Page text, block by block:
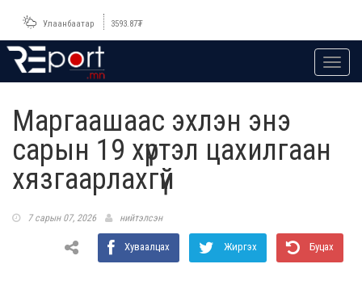
Улаанбаатар 3593.87₮
Маргаашаас эхлэн энэ
сарын 19 хүртэл цахилгаан
хязгаарлахгүй
7 сарын 07, 2026 нийтэлсэн
Хуваалцах Жиргэх Буцах